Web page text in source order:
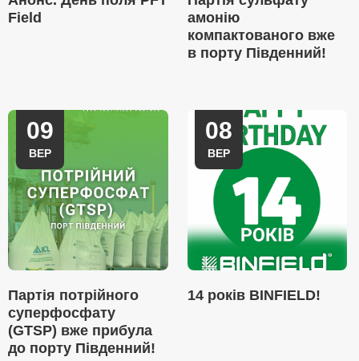
Field
амонію
компактованого вже
в порту Південний!
09
ВЕР
Партія потрійного
суперфосфату
(GTSP) вже прибула
до порту Південний!
08
ВЕР
14 років BINFIELD!